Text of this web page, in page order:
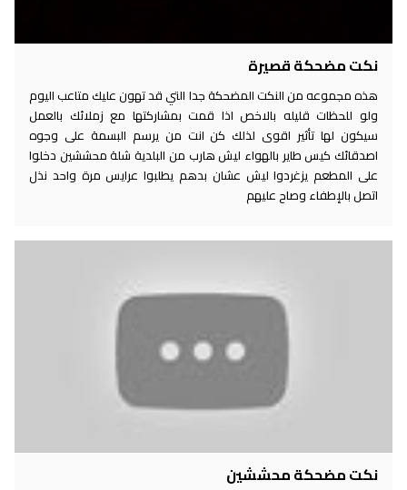
نكت مضحكة قصيرة
هذه مجموعه من النكت المضحكة جدا التي قد تهون عليك متاعب اليوم
ولو للحظات قليله بالاخص اذا قمت بمشاركتها مع زملائك بالعمل
سيكون لها تأثير اقوى لذلك كن انت من يرسم البسمة على وجوه
اصدقائك كيس طاير بالهواء ليش هارب من البلدية شلة محششين دخلوا
على المطعم يزغردوا ليش عشان بدهم يطلبوا عرايس مرة واحد نذل
اتصل بالإطفاء وصاح عليهم
نكت مضحكة محششين